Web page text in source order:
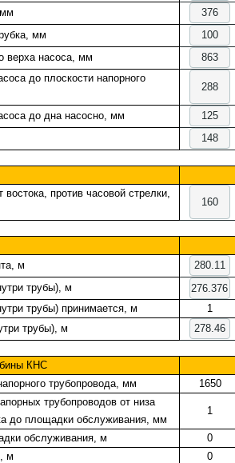
мм
верха насоса, мм
до плоскости напорного
до дна насосно, мм
востока, против часовой стрелки,
м
трубы), м
трубы) принимается, м
1
трубы), м
КНС
трубопровода, мм
1650
трубопроводов от низа
до площадки обслуживания, мм
1
обслуживания, м
0
м
0